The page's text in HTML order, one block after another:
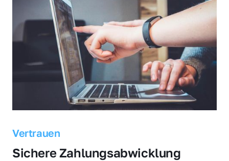
Vertrauen
Sichere Zahlungsabwicklung